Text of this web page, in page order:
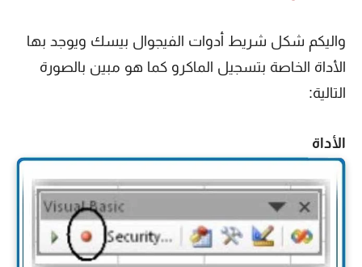
واليكم شكل شريط أدوات الفيجوال بيسك ويوجد بها
الأداة الخاصة بتسجيل الماكرو كما هو مبين بالصورة
التالية:
الأداة